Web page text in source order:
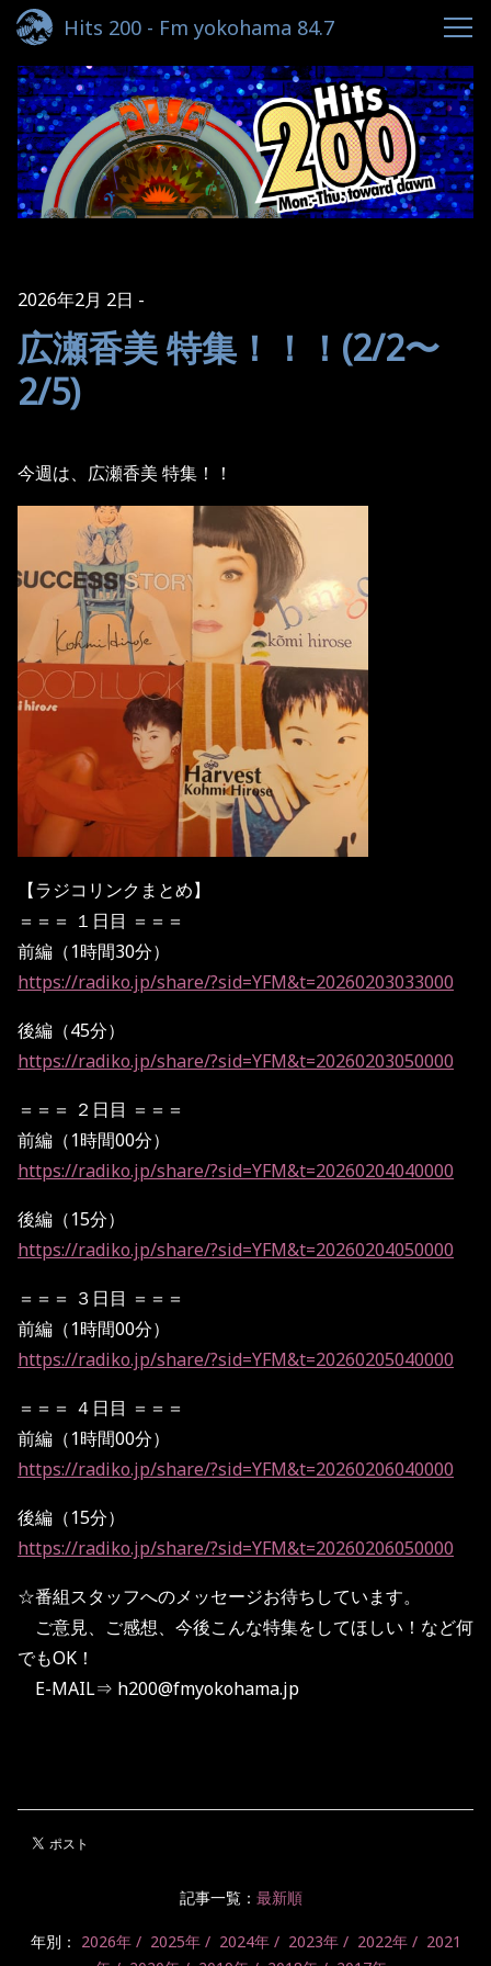
Hits 200 - Fm yokohama 84.7
2026年2月 2日
広瀬香美 特集！！！(2/2〜
2/5)
今週は、広瀬香美 特集！！
【ラジコリンクまとめ】
＝＝＝ １日目 ＝＝＝
前編（1時間30分）
https://radiko.jp/share/?sid=YFM&t=20260203033000
後編（45分）
https://radiko.jp/share/?sid=YFM&t=20260203050000
＝＝＝ ２日目 ＝＝＝
前編（1時間00分）
https://radiko.jp/share/?sid=YFM&t=20260204040000
後編（15分）
https://radiko.jp/share/?sid=YFM&t=20260204050000
＝＝＝ ３日目 ＝＝＝
前編（1時間00分）
https://radiko.jp/share/?sid=YFM&t=20260205040000
＝＝＝ ４日目 ＝＝＝
前編（1時間00分）
https://radiko.jp/share/?sid=YFM&t=20260206040000
後編（15分）
https://radiko.jp/share/?sid=YFM&t=20260206050000
☆番組スタッフへのメッセージお待ちしています。
ご意見、ご感想、今後こんな特集をしてほしい！など何
でもOK！
E-MAIL⇒ h200@fmyokohama.jp
記事一覧： 最新順
年別： 2026年 2025年 2024年 2023年 2022年
2021